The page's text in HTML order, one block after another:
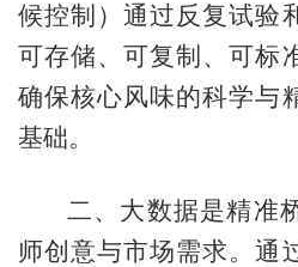
候控制）通过反复试验
可存储、可复制、可标
确保核心风味的科学与
基础。
二、大数据是精准
师创意与市场需求。通